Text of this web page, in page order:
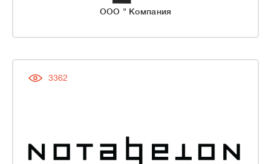
ООО " Компания
3362